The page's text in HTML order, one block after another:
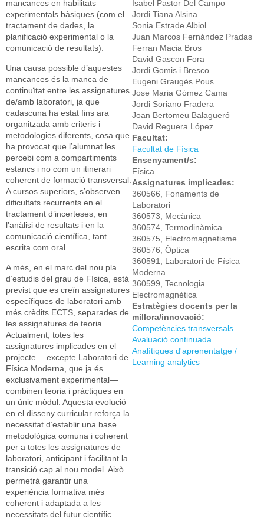
mancances en habilitats
experimentals bàsiques (com el
tractament de dades, la
planificació experimental o la
comunicació de resultats).
Una causa possible d’aquestes
mancances és la manca de
continuïtat entre les assignatures
de/amb laboratori, ja que
cadascuna ha estat fins ara
organitzada amb criteris i
metodologies diferents, cosa que
ha provocat que l’alumnat les
percebi com a compartiments
estancs i no com un itinerari
coherent de formació transversal.
A cursos superiors, s’observen
dificultats recurrents en el
tractament d’incerteses, en
l’anàlisi de resultats i en la
comunicació científica, tant
escrita com oral.
A més, en el marc del nou pla
d’estudis del grau de Física, està
previst que es creïn assignatures
específiques de laboratori amb
més crèdits ECTS, separades de
les assignatures de teoria.
Actualment, totes les
assignatures implicades en el
projecte —excepte Laboratori de
Física Moderna, que ja és
exclusivament experimental—
combinen teoria i pràctiques en
un únic mòdul. Aquesta evolució
en el disseny curricular reforça la
necessitat d’establir una base
metodològica comuna i coherent
per a totes les assignatures de
laboratori, anticipant i facilitant la
transició cap al nou model. Això
permetrà garantir una
experiència formativa més
coherent i adaptada a les
necessitats del futur científic.
Isabel Pastor Del Campo
Jordi Tiana Alsina
Sonia Estrade Albiol
Juan Marcos Fernández Pradas
Ferran Macia Bros
David Gascon Fora
Jordi Gomis i Bresco
Eugeni Graugés Pous
Jose Maria Gómez Cama
Jordi Soriano Fradera
Joan Bertomeu Balagueró
David Reguera López
Facultat:
Facultat de Física
Ensenyament/s:
Física
Assignatures implicades:
360566, Fonaments de
Laboratori
360573, Mecànica
360574, Termodinàmica
360575, Electromagnetisme
360576, Òptica
360591, Laboratori de Física
Moderna
360599, Tecnologia
Electromagnètica
Estratègies docents per la
millora/innovació:
Competències transversals
Avaluació continuada
Analítiques d'aprenentatge /
Learning analytics